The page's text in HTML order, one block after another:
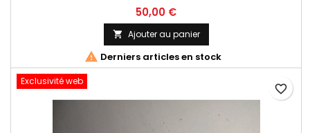
50,00 €
 Ajouter au panier
 Derniers articles en stock
Exclusivité web
favorite_border